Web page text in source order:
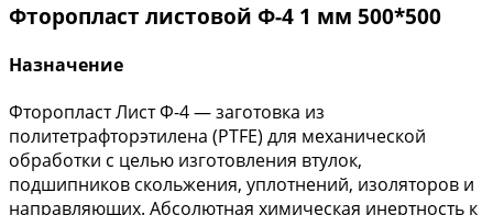
Фторопласт листовой Ф-4 1 мм 500*500
Назначение
Фторопласт Лист Ф-4 — заготовка из
политетрафторэтилена (PTFE) для механической
обработки с целью изготовления втулок,
подшипников скольжения, уплотнений, изоляторов и
направляющих. Абсолютная химическая инертность к